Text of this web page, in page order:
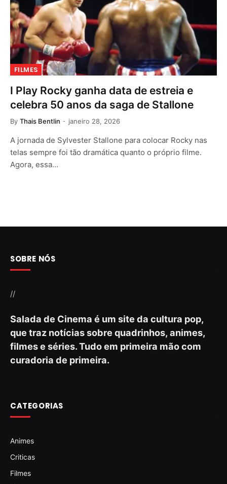
FILMES
I Play Rocky ganha data de estreia e
celebra 50 anos da saga de Stallone
By Thais Bentlin janeiro 28, 2026
A jornada de Sylvester Stallone para colocar Rocky nas
telas sempre foi tão dramática quanto o próprio filme.
Agora, essa…
SOBRE NÓS
//
Salada de Cinema é um site da cultura pop,
que traz notícias sobre quadrinhos, animes,
filmes e séries. Tudo em primeira mão com
curadoria de primeira.
CATEGORIAS
Animes
Criticas
Filmes